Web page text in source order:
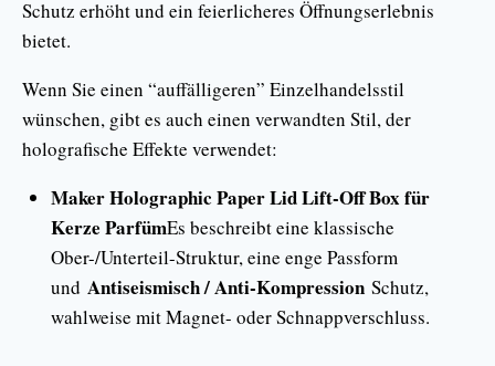
Schutz erhöht und ein feierlicheres Öffnungserlebnis
bietet.
Wenn Sie einen “auffälligeren” Einzelhandelsstil
wünschen, gibt es auch einen verwandten Stil, der
holografische Effekte verwendet:
Maker Holographic Paper Lid Lift-Off Box für
Kerze ParfümEs beschreibt eine klassische
Ober-/Unterteil-Struktur, eine enge Passform
und Antiseismisch / Anti-KompressionSchutz,
wahlweise mit Magnet- oder Schnappverschluss.